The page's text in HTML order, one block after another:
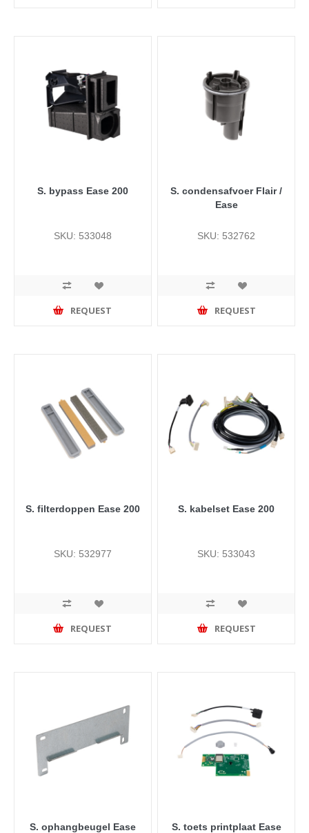
S. bypass Ease 200
SKU: 533048
REQUEST
S. condensafvoer Flair /
Ease
SKU: 532762
REQUEST
S. filterdoppen Ease 200
SKU: 532977
REQUEST
S. kabelset Ease 200
SKU: 533043
REQUEST
S. ophangbeugel Ease S. toets printplaat Ease